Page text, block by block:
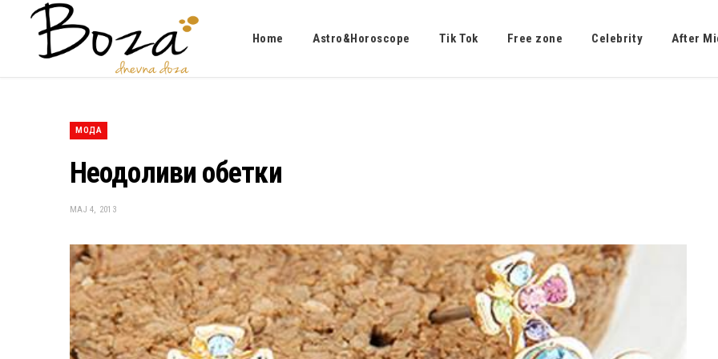
Home Astro&Horoscope Tik Tok Free zone Celebrity After
МОДА
Неодоливи обетки
МАЈ 4, 2013